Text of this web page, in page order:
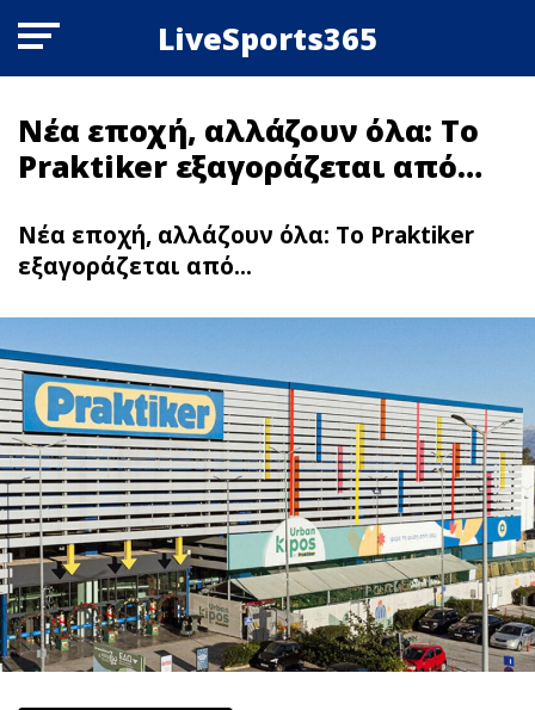
LiveSports365
Νέα εποχή, αλλάζουν όλα: Το
Praktiker εξαγοράζεται από…
Νέα εποχή, αλλάζουν όλα: Το Praktiker
εξαγοράζεται από...